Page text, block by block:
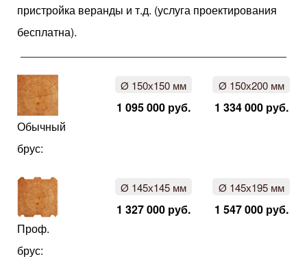
пристройка веранды и т.д. (услуга проектирования
бесплатна).
Обычный
брус:
Ø 150х150 мм
1 095 000 руб.
Ø 150х200 мм
1 334 000 руб.
Проф.
брус:
Ø 145х145 мм
1 327 000 руб.
Ø 145х195 мм
1 547 000 руб.